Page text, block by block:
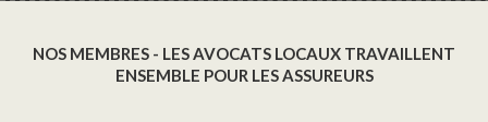
NOS MEMBRES - LES AVOCATS LOCAUX TRAVAILLENT
ENSEMBLE POUR LES ASSUREURS